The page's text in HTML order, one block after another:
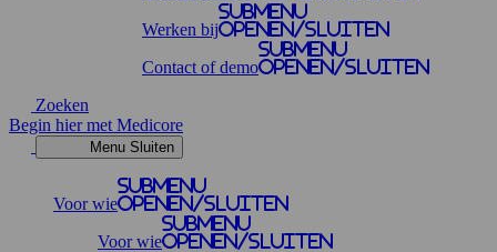
Werken bij
Submenu
openen/sluiten
Contact of demo
Submenu
openen/sluiten
Zoeken
Begin hier met Medicore
Menu Sluiten
Voor wie
Submenu
openen/sluiten
Voor wie
Submenu
openen/sluiten